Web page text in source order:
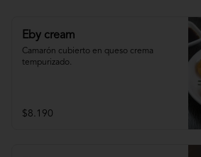
Eby cream
Camarón cubierto en queso crema
tempurizado.
$8.190